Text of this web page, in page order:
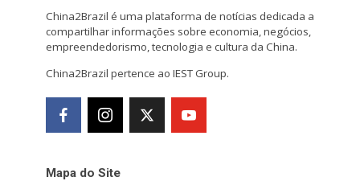
China2Brazil é uma plataforma de notícias dedicada a
compartilhar informações sobre economia, negócios,
empreendedorismo, tecnologia e cultura da China.
China2Brazil pertence ao IEST Group.
Mapa do Site